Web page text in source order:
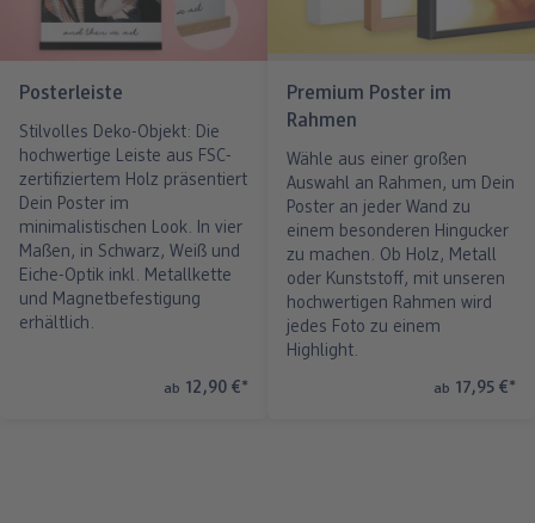
Posterleiste
Stilvolles Deko-Objekt: Die
hochwertige Leiste aus FSC-
zertifiziertem Holz präsentiert
Dein Poster im
minimalistischen Look. In vier
Maßen, in Schwarz, Weiß und
Eiche-Optik inkl. Metallkette
und Magnetbefestigung
erhältlich.
ab 12,90 €*
Premium Poster im
Rahmen
Wähle aus einer großen
Auswahl an Rahmen, um Dein
Poster an jeder Wand zu
einem besonderen Hingucker
zu machen. Ob Holz, Metall
oder Kunststoff, mit unseren
hochwertigen Rahmen wird
jedes Foto zu einem
Highlight.
ab 17,95 €*